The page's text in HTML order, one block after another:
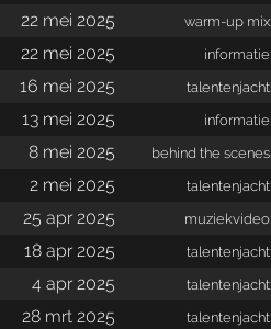
22 mei 2025
warm-up mix:
22 mei 2025
informatie:
16 mei 2025
talentenjacht:
13 mei 2025
informatie:
8 mei 2025
behind the scenes:
2 mei 2025
talentenjacht:
25 apr 2025
muziekvideo:
18 apr 2025
talentenjacht:
4 apr 2025
talentenjacht:
28 mrt 2025
talentenjacht: